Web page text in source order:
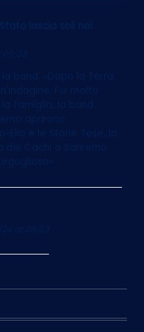
lascia soli noi
band. «Dopo la Terra
Fui molto
famiglia, la band.
aprirono
e le Storie Tese, la
dei Cachi a Sanremo
at 06:03